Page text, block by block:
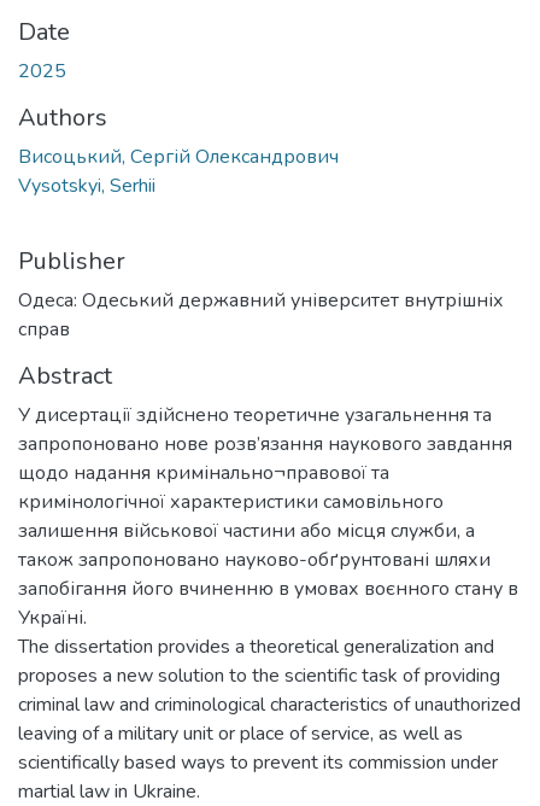
Date
2025
Authors
Висоцький, Сергій Олександрович
Vysotskyi, Serhii
Publisher
Одеса: Одеський державний університет внутрішніх
справ
Abstract
У дисертації здійснено теоретичне узагальнення та
запропоновано нове розв’язання наукового завдання
щодо надання кримінально¬правової та
кримінологічної характеристики самовільного
залишення військової частини або місця служби, а
також запропоновано науково-обґрунтовані шляхи
запобігання його вчиненню в умовах воєнного стану в
Україні.
The dissertation provides a theoretical generalization and
proposes a new solution to the scientific task of providing
criminal law and criminological characteristics of unauthorized
leaving of a military unit or place of service, as well as
scientifically based ways to prevent its commission under
martial law in Ukraine.